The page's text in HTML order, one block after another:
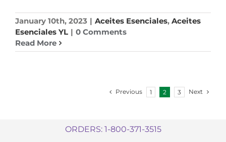
January 10th, 2023 | Aceites Esenciales, Aceites
Esenciales YL | 0 Comments
Read More
Previous 1 2 3 Next
ORDERS: 1-800-371-3515